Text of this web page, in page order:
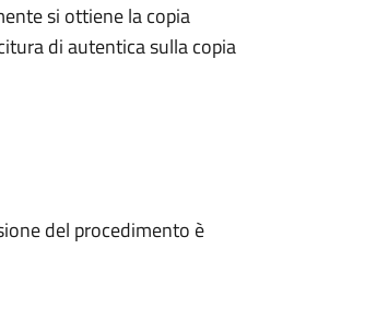
si ottiene la copia
di autentica sulla copia
del procedimento è